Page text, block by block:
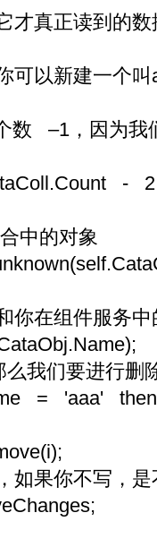
才真正读到的
可以新建一个
数 –1，因为我
-
中的对象
你在组件服务
么我们要进行
= 'aaa'
如果你不写，